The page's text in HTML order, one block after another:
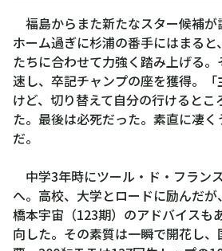
福島からまた新たなスター候補
ホーム過ぎに杉浦の番手にはまる
たちに合わせて力強く踏み上げる
速し、卒記チャンプの座を獲得。
けど、切り替えて自分の行けるとこ
た。最後は必死だった。素直に凄
だ。
中学3年時にツール・ド・フラン
へ。高校、大学とロードに励んだが
橋本宇宙（123期）のアドバイスも
向した。その素質は一瞬で開花し